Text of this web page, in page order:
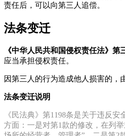
责任后，可以向第三人追偿。
法条变迁
《中华人民共和国侵权责任法》 第
应当承担侵权责任。
因第三人的行为造成他人损害的，
法条变迁说明
《民法典》第1198条是关于违反
方面：一是对第1款的修改，在列